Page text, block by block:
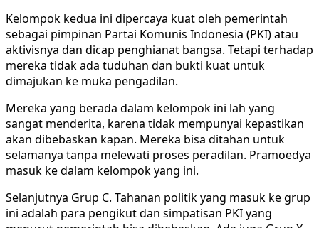
Kelompok kedua ini dipercaya kuat oleh pemerintah
sebagai pimpinan Partai Komunis Indonesia (PKI) atau
aktivisnya dan dicap penghianat bangsa. Tetapi terhadap
mereka tidak ada tuduhan dan bukti kuat untuk
dimajukan ke muka pengadilan.
Mereka yang berada dalam kelompok ini lah yang
sangat menderita, karena tidak mempunyai kepastikan
akan dibebaskan kapan. Mereka bisa ditahan untuk
selamanya tanpa melewati proses peradilan. Pramoedya
masuk ke dalam kelompok yang ini.
Selanjutnya Grup C. Tahanan politik yang masuk ke grup
ini adalah para pengikut dan simpatisan PKI yang